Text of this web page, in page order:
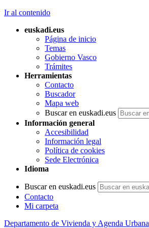
Ir al contenido
euskadi.eus
Página de inicio
Temas
Gobierno Vasco
Trámites
Herramientas
Contacto
Buscador
Mapa web
Buscar en euskadi.eus
Información general
Accesibilidad
Información legal
Política de cookies
Sede Electrónica
Idioma
Buscar en euskadi.eus
Contacto
Mi carpeta
Departamento de Vivienda y Agenda Urbana